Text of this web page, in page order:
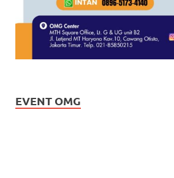
EVENT OMG